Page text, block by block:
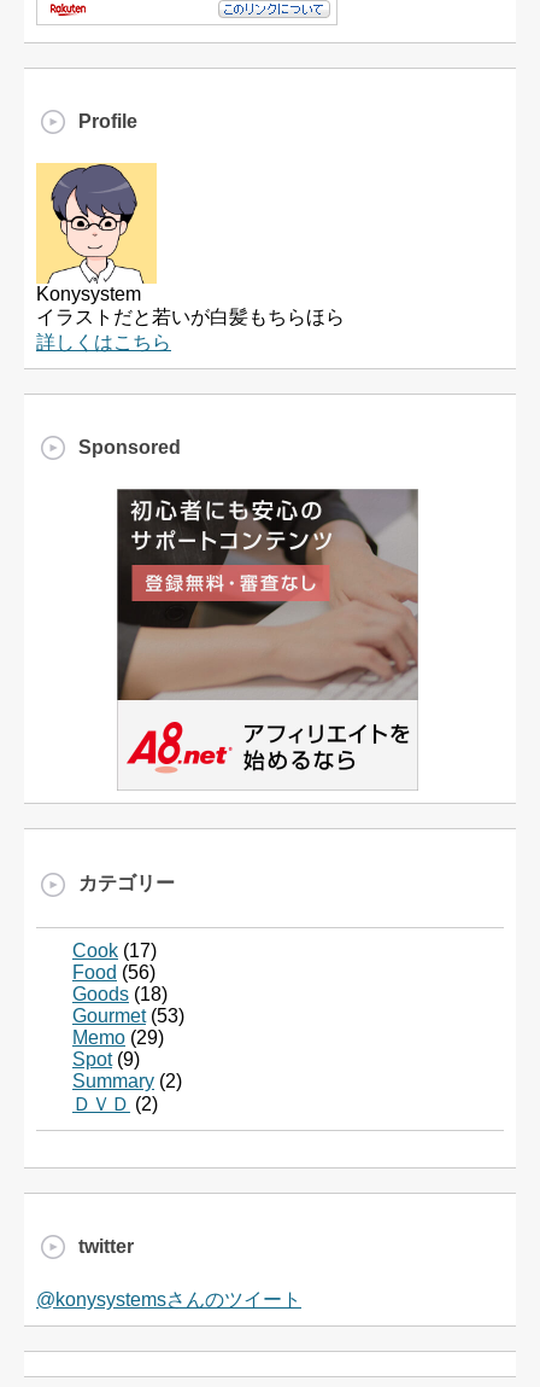
Profile
Konysystem
イラストだと若いが白髪もちらほら
詳しくはこちら
Sponsored
カテゴリー
Cook (17)
Food (56)
Goods (18)
Gourmet(53)
Memo (29)
Spot(9)
Summary (2)
ＤＶＤ (2)
twitter
@konysystemsさんのツイート